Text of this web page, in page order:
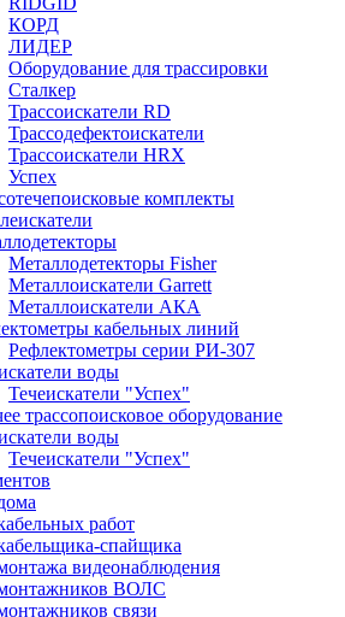
КОРД
ЛИДЕР
Оборудование для трассировки
Сталкер
Трасcоискатели RD
Трассодефектоискатели
Трассоискатели HRX
Успех
комплекты
Металлодетекторы Fisher
Металлоискатели Garrett
Металлоискатели АКА
кабельных линий
Рефлектометры серии РИ-307
воды
Течеискатели "Успех"
трассопоисковое оборудование
воды
Течеискатели "Успех"
работ
спайщика
видеонаблюдения
ВОЛС
связи